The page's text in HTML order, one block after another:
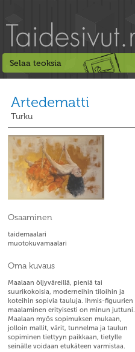
Selaa teoksia
Artedematti
Turku
Osaaminen
taidemaalari
muotokuvamaalari
Oma kuvaus
Maalaan öljyväreillä, pieniä tai
suurikokoisia, moderneihin tiloihin ja
koteihin sopivia tauluja. Ihmis-figuurien
maalaminen erityisesti on minun juttuni.
Maalaan myös sopimuksen mukaan,
jolloin mallit, värit, tunnelma ja taulun
sopiminen tiettyyn paikkaan, tietylle
seinälle voidaan etukäteen varmistaa.